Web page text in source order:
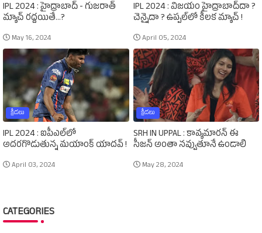
IPL 2024 : హైద్రాబాద్‌ - గుజరాత్‌
మ్యాచ్‌ రద్దయితే...?
May 16, 2024
IPL 2024 : విజయం హైద్రాబాద్‌దా ?
చెన్నైదా ? ఉప్పల్‌లో కీలక మ్యాచ్‌ !
April 05, 2024
క్రీడలు
IPL 2024 : ఐపీఎల్‌లో
అదరగొడుతున్న మయాంక్‌ యాదవ్‌ !
April 03, 2024
క్రీడలు
SRH IN UPPAL : కావ్యమారన్‌ ఈ
సీజన్‌ అంతా నవ్వుతూనే ఉండాలి
May 28, 2024
CATEGORIES